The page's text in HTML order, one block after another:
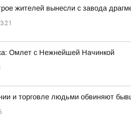
жителей вынесли с завода
Омлет с Нежнейшей Начинкой
и торговле людьми обвиняют